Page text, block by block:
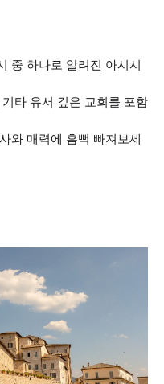
중 하나로 알려진 아시시
타 유서 깊은 교회를 포함
와 매력에 흠뻑 빠져보세